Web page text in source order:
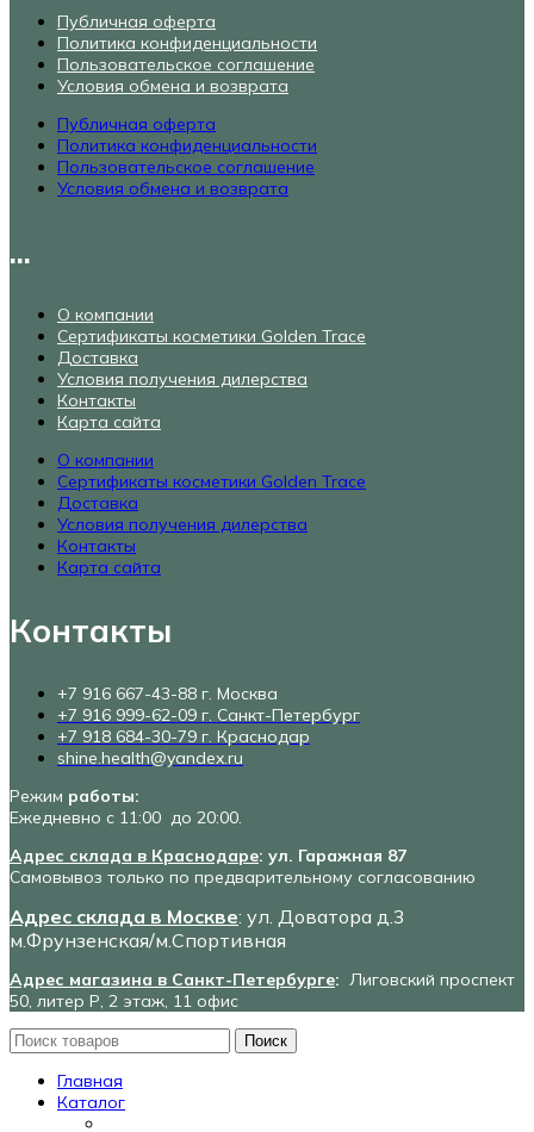
Публичная оферта
Политика конфиденциальности
Пользовательское соглашение
Условия обмена и возврата
Публичная оферта
Политика конфиденциальности
Пользовательское соглашение
Условия обмена и возврата
...
О компании
Сертификаты косметики Golden Trace
Доставка
Условия получения дилерства
Контакты
Карта сайта
О компании
Сертификаты косметики Golden Trace
Доставка
Условия получения дилерства
Контакты
Карта сайта
Контакты
+7 916 667-43-88 г. Москва
+7 916 999-62-09 г. Санкт-Петербург
+7 918 684-30-79 г. Краснодар
shine.health@yandex.ru
Режим работы:
Ежедневно с 11:00 до 20:00.
Адрес склада в Краснодаре: ул. Гаражная 87
Самовывоз только по предварительному согласованию
Адрес склада в Москве: ул. Доватора д.3
м.Фрунзенская/м.Спортивная
Адрес магазина в Санкт-Петербурге: Лиговский проспект
50, литер Р, 2 этаж, 11 офис
Поиск
Главная
Каталог